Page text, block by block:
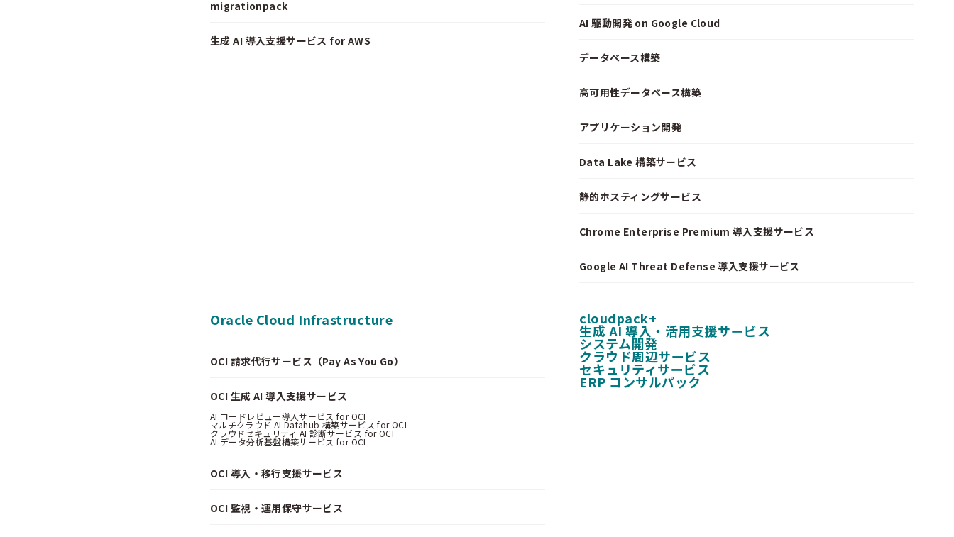
migrationpack
生成 AI 導入支援サービス for AWS
AI 駆動開発 on Google Cloud
データベース構築
高可用性データベース構築
アプリケーション開発
Data Lake 構築サービス
静的ホスティングサービス
Chrome Enterprise Premium 導入支援サービス
Google AI Threat Defense 導入支援サービス
Oracle Cloud Infrastructure
OCI 請求代行サービス（Pay As You Go）
OCI 生成 AI 導入支援サービス
AI コードレビュー導入サービス for OCI
マルチクラウド AI Datahub 構築サービス for OCI
クラウドセキュリティ AI 診断サービス for OCI
AI データ分析基盤構築サービス for OCI
OCI 導入・移行支援サービス
OCI 監視・運用保守サービス
cloudpack+
生成 AI 導入・活用支援サービス
システム開発
クラウド周辺サービス
セキュリティサービス
ERP コンサルパック